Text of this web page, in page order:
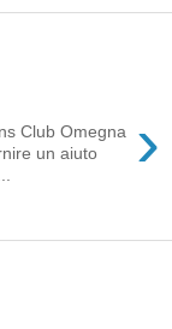
›
Club Omegna
un aiuto